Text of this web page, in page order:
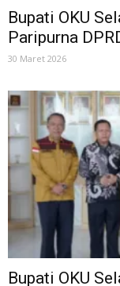
Bupati OKU
Paripurna
30 Maret 2026
Bupati OKU